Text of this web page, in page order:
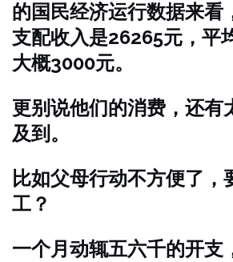
的国民经济运行数据来看
支配收入是26265元，平
大概3000元。
更别说他们的消费，还有
及到。
比如父母行动不方便了，
工？
一个月动辄五六千的开支